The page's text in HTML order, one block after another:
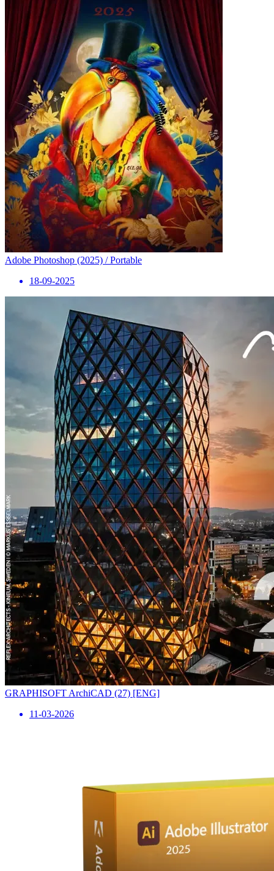
Adobe Photoshop (2025) / Portable
18-09-2025
GRAPHISOFT ArchiCAD (27) [ENG]
11-03-2026